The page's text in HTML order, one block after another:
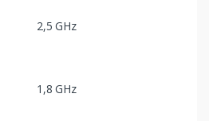
2,5 GHz
1,8 GHz